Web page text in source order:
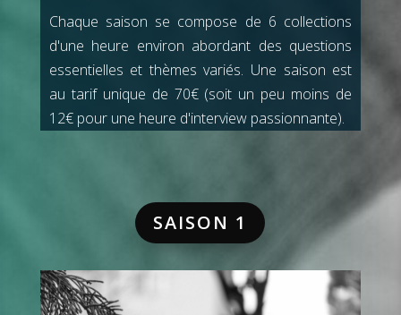
Chaque saison se compose de 6 collections
d'une heure environ abordant des questions
essentielles et thèmes variés. Une saison est
au tarif unique de 70€ (soit un peu moins de
12€ pour une heure d'interview passionnante).
SAISON 1